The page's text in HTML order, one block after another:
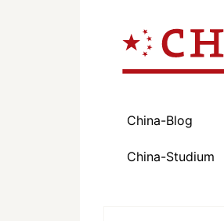
China-Blog
China-Studium